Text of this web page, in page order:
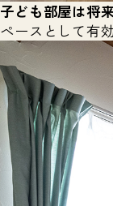
子ども部屋は将
ペースとして有